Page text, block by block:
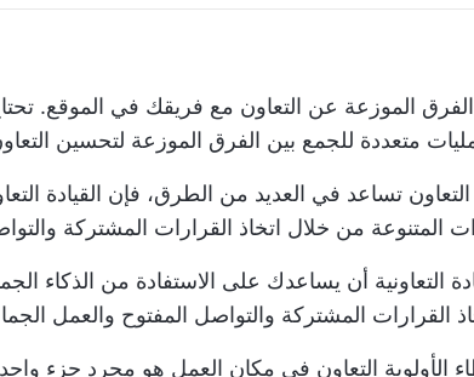
الموزعة عن التعاون مع فريقك في الموقع.
متعددة للجمع بين الفرق الموزعة لتحسين
تساعد في العديد من الطرق، فإن القيادة
المتنوعة من خلال اتخاذ القرارات المشتركة
التعاونية أن يساعدك على الاستفادة من الذكاء
القرارات المشتركة والتواصل المفتوح والعمل
الأولوية التعاون في مكان العمل هو مجرد جزء واحد